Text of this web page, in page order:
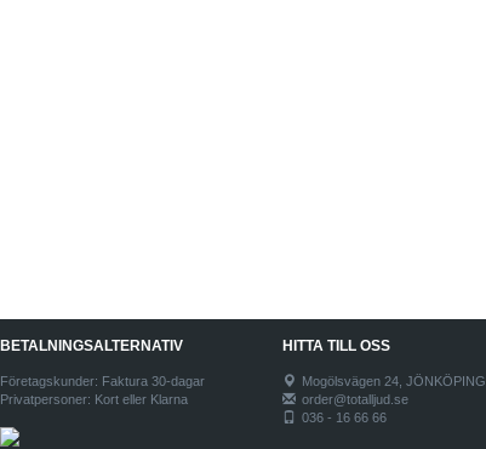
BETALNINGSALTERNATIV
Företagskunder: Faktura 30-dagar
Privatpersoner: Kort eller Klarna
HITTA TILL OSS
Mogölsvägen 24, JÖNKÖPING
order@totalljud.se
036 - 16 66 66